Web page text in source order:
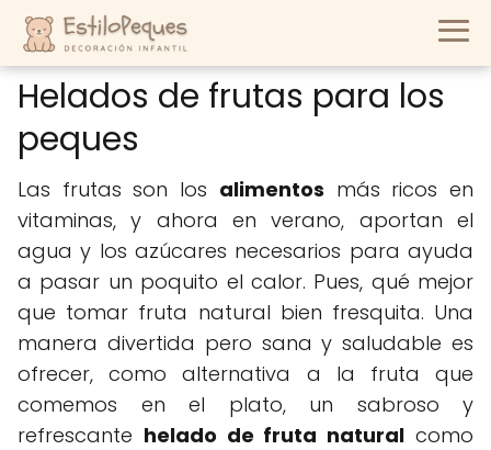
Helados de frutas para los
peques
Las frutas son los alimentos más ricos en
vitaminas, y ahora en verano, aportan el
agua y los azúcares necesarios para ayuda
a pasar un poquito el calor. Pues, qué mejor
que tomar fruta natural bien fresquita. Una
manera divertida pero sana y saludable es
ofrecer, como alternativa a la fruta que
comemos en el plato, un sabroso y
refrescante helado de fruta natural como